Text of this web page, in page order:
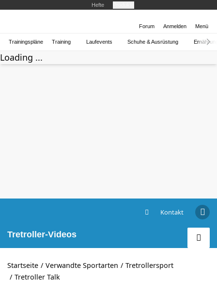
Hefte
Forum Anmelden Menü
Trainingspläne Training Laufevents Schuhe & Ausrüstung
Loading ...
Kontakt
Tretroller-Videos
Startseite Verwandte Sportarten
Tretrollersport
Tretroller Talk